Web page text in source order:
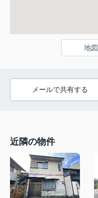
地
メールで共有する
近隣の物件